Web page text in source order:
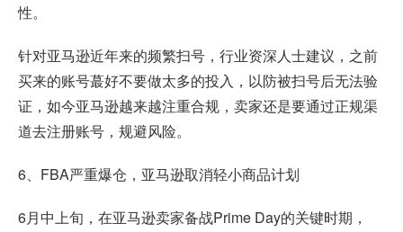
性。
针对亚马逊近年来的频繁扫号，行业资深人士建议，之前
买来的账号蕞好不要做太多的投入，以防被扫号后无法验
证，如今亚马逊越来越注重合规，卖家还是要通过正规渠
道去注册账号，规避风险。
6、FBA严重爆仓，亚马逊取消轻小商品计划
6月中上旬，在亚马逊卖家备战Prime Day的关键时期，